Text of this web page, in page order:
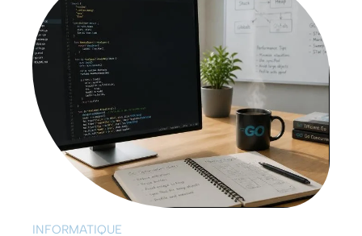
INFORMATIQUE